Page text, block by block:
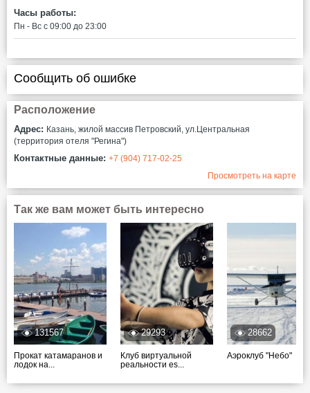
Часы работы:
Пн - Вс c 09:00 до 23:00
Сообщить об ошибке
Расположение
Адрес: Казань, жилой массив Петровский, ул.Центральная
(территория отеля "Регина")
Контактные данные: +7 (904) 717-02-25
Просмотреть на карте
Так же вам может быть интересно
131567
Прокат катамаранов и
лодок на...
29293
Клуб виртуальной
реальности es...
28662
Аэроклуб "Небо"